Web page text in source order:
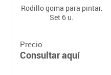
Rodillo goma para pintar.
Set 6 u.
Precio
Consultar aquí